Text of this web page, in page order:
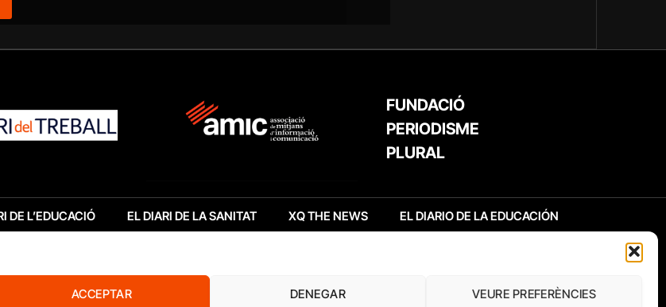
ACCEPTAR DENEGAR VEURE PREFERÈNCIES
FUNDACIÓ
PERIODISME
PLURAL
DE L’EDUCACIÓ EL DIARI DE LA SANITAT XQ THE NEWS EL DIARIO DE LA EDUCACIÓN